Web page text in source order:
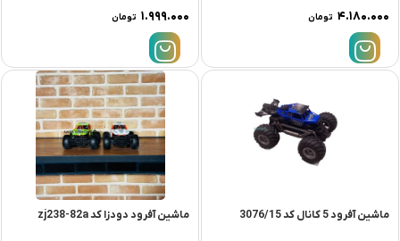
۴.۱۸۰.۰۰۰ تومان ۱.۹۹۹.۰۰۰ تومان
ماشین آفرود 5 کانال کد 3076/15 ماشین آفرود دودزا کد zj238-82a